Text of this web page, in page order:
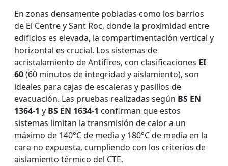
En zonas densamente pobladas como los barrios
de El Centre y Sant Roc, donde la proximidad entre
edificios es elevada, la compartimentación vertical y
horizontal es crucial. Los sistemas de
acristalamiento de Antifires, con clasificaciones EI
60(60 minutos de integridad y aislamiento), son
ideales para cajas de escaleras y pasillos de
evacuación. Las pruebas realizadas según BS EN
1364-1 y BS EN 1634-1 confirman que estos
sistemas limitan la transmisión de calor a un
máximo de 140°C de media y 180°C de media en la
cara no expuesta, cumpliendo con los criterios de
aislamiento térmico del CTE.